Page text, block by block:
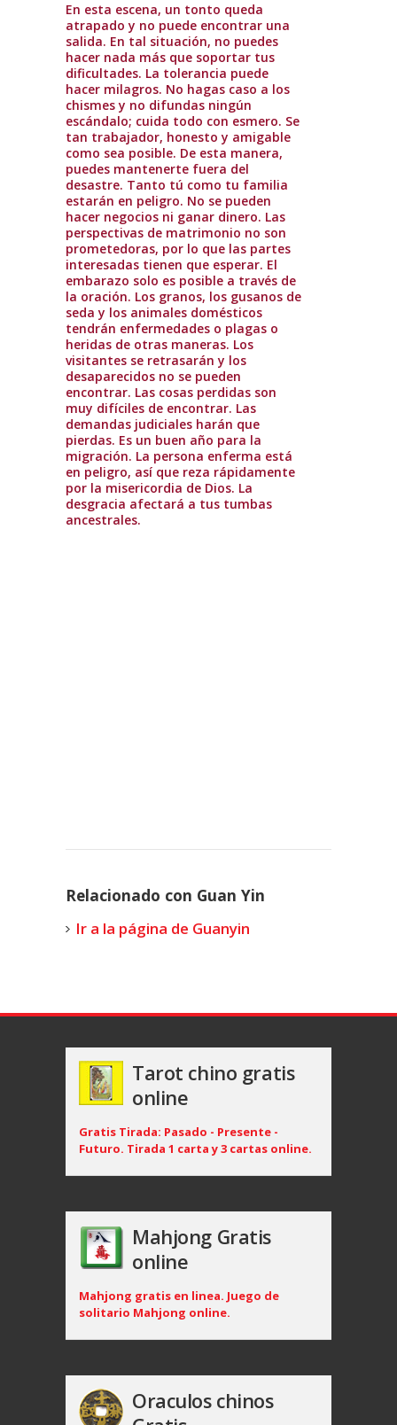
En esta escena, un tonto queda
atrapado y no puede encontrar una
salida. En tal situación, no puedes
hacer nada más que soportar tus
dificultades. La tolerancia puede
hacer milagros. No hagas caso a los
chismes y no difundas ningún
escándalo; cuida todo con esmero. Se
tan trabajador, honesto y amigable
como sea posible. De esta manera,
puedes mantenerte fuera del
desastre. Tanto tú como tu familia
estarán en peligro. No se pueden
hacer negocios ni ganar dinero. Las
perspectivas de matrimonio no son
prometedoras, por lo que las partes
interesadas tienen que esperar. El
embarazo solo es posible a través de
la oración. Los granos, los gusanos de
seda y los animales domésticos
tendrán enfermedades o plagas o
heridas de otras maneras. Los
visitantes se retrasarán y los
desaparecidos no se pueden
encontrar. Las cosas perdidas son
muy difíciles de encontrar. Las
demandas judiciales harán que
pierdas. Es un buen año para la
migración. La persona enferma está
en peligro, así que reza rápidamente
por la misericordia de Dios. La
desgracia afectará a tus tumbas
ancestrales.
Relacionado con Guan Yin
Ir a la página de Guanyin
Tarot chino gratis
online
Gratis Tirada: Pasado - Presente -
Futuro. Tirada 1 carta y 3 cartas online.
Mahjong Gratis
online
Mahjong gratis en linea. Juego de
solitario Mahjong online.
Oraculos chinos